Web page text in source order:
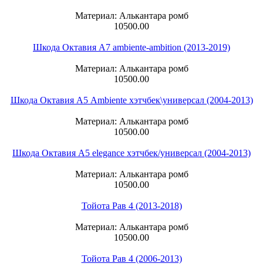
Материал: Алькантара ромб
10500.00
Шкода Октавия А7 ambiente-ambition (2013-2019)
Материал: Алькантара ромб
10500.00
Шкода Октавия А5 Ambiente хэтчбек\универсал (2004-2013)
Материал: Алькантара ромб
10500.00
Шкода Октавия А5 elegance хэтчбек/универсал (2004-2013)
Материал: Алькантара ромб
10500.00
Тойота Рав 4 (2013-2018)
Материал: Алькантара ромб
10500.00
Тойота Рав 4 (2006-2013)